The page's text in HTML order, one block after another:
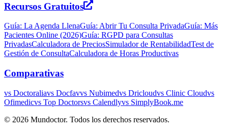
Recursos Gratuitos
Guía: La Agenda LlenaGuía: Abrir Tu Consulta PrivadaGuía: Más
Pacientes Online (2026)Guía: RGPD para Consultas
PrivadasCalculadora de PreciosSimulador de RentabilidadTest de
Gestión de ConsultaCalculadora de Horas Productivas
Comparativas
vs Doctoraliavs Docfavvs Nubimedvs Dricloudvs Clinic Cloudvs
Ofimedicvs Top Doctorsvs Calendlyvs SimplyBook.me
© 2026 Mundoctor. Todos los derechos reservados.